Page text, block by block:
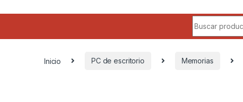
Inicio PC de escritorio Memorias